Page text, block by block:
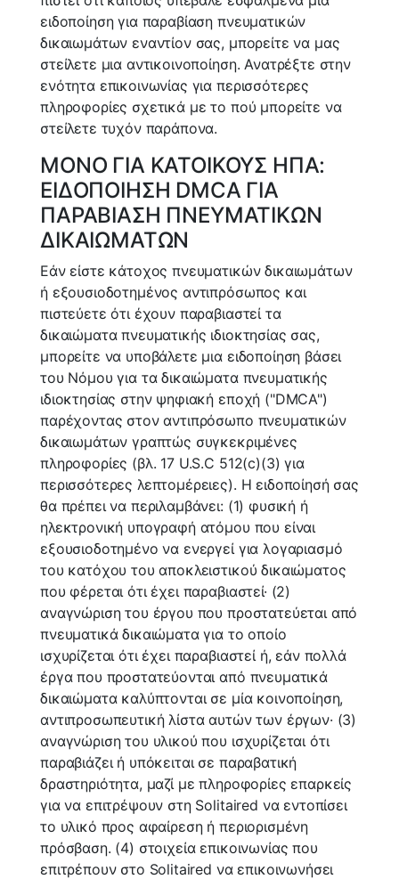
ειδοποίηση για παραβίαση πνευματικών
δικαιωμάτων εναντίον σας, μπορείτε να μας
στείλετε μια αντικοινοποίηση. Ανατρέξτε στην
ενότητα επικοινωνίας για περισσότερες
πληροφορίες σχετικά με το πού μπορείτε να
στείλετε τυχόν παράπονα.
ΜΟΝΟ ΓΙΑ ΚΑΤΟΙΚΟΥΣ ΗΠΑ:
ΕΙΔΟΠΟΙΗΣΗ DMCA ΓΙΑ
ΠΑΡΑΒΙΑΣΗ ΠΝΕΥΜΑΤΙΚΩΝ
ΔΙΚΑΙΩΜΑΤΩΝ
Εάν είστε κάτοχος πνευματικών δικαιωμάτων
ή εξουσιοδοτημένος αντιπρόσωπος και
πιστεύετε ότι έχουν παραβιαστεί τα
δικαιώματα πνευματικής ιδιοκτησίας σας,
μπορείτε να υποβάλετε μια ειδοποίηση βάσει
του Νόμου για τα δικαιώματα πνευματικής
ιδιοκτησίας στην ψηφιακή εποχή ("DMCA")
παρέχοντας στον αντιπρόσωπο πνευματικών
δικαιωμάτων γραπτώς συγκεκριμένες
πληροφορίες (βλ. 17 U.S.C 512(c)(3) για
περισσότερες λεπτομέρειες). Η ειδοποίησή σας
θα πρέπει να περιλαμβάνει: (1) φυσική ή
ηλεκτρονική υπογραφή ατόμου που είναι
εξουσιοδοτημένο να ενεργεί για λογαριασμό
του κατόχου του αποκλειστικού δικαιώματος
που φέρεται ότι έχει παραβιαστεί· (2)
αναγνώριση του έργου που προστατεύεται από
πνευματικά δικαιώματα για το οποίο
ισχυρίζεται ότι έχει παραβιαστεί ή, εάν πολλά
έργα που προστατεύονται από πνευματικά
δικαιώματα καλύπτονται σε μία κοινοποίηση,
αντιπροσωπευτική λίστα αυτών των έργων· (3)
αναγνώριση του υλικού που ισχυρίζεται ότι
παραβιάζει ή υπόκειται σε παραβατική
δραστηριότητα, μαζί με πληροφορίες επαρκείς
για να επιτρέψουν στη Solitaired να εντοπίσει
το υλικό προς αφαίρεση ή περιορισμένη
πρόσβαση. (4) στοιχεία επικοινωνίας που
επιτρέπουν στο Solitaired να επικοινωνήσει